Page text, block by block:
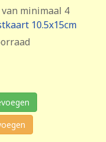
minimaal 4
10.5x15cm